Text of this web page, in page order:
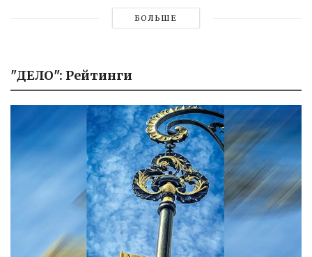
БОЛЬШЕ
"ДЕЛО": Рейтинги